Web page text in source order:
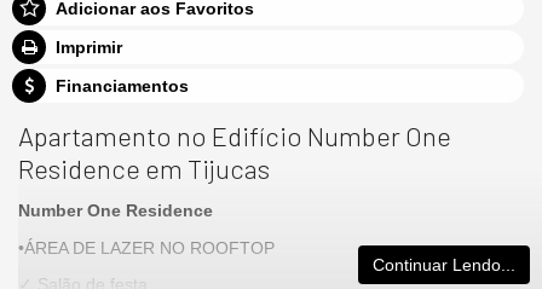
Adicionar aos Favoritos
Imprimir
Financiamentos
Apartamento no Edifício Number One
Residence em Tijucas
Number One Residence
•ÁREA DE LAZER NO ROOFTOP
✓ Salão de festa
Continuar Lendo...